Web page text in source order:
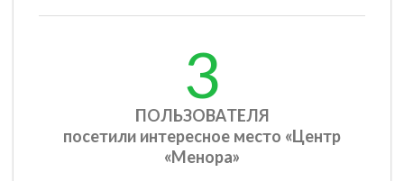
3
ПОЛЬЗОВАТЕЛЯ
посетили интересное место «Центр
«Менора»